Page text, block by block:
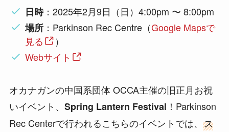
日時：2025年2月9日（日）4:00pm 〜 8:00pm
場所 ：Parkinson Rec Centre（Google Mapsで
見る
）
Webサイト
オカナガンの中国系団体 OCCA主催の旧正月お祝
いイベント、 Spring Lantern Festival ！Parkinson
Rec Centerで行われるこちらのイベントでは、 ス